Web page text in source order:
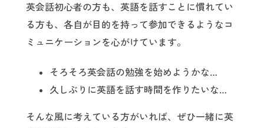
英会話初心者の方も、英語を話すことに慣れてい
る方も、各自が目的を持って参加できるようなコ
ミュニケーションを心がけています。
そろそろ英会話の勉強を始めようかな…
久しぶりに英語を話す時間を作りたいな…
そんな風に考えている方がいれば、ぜひ一緒に英